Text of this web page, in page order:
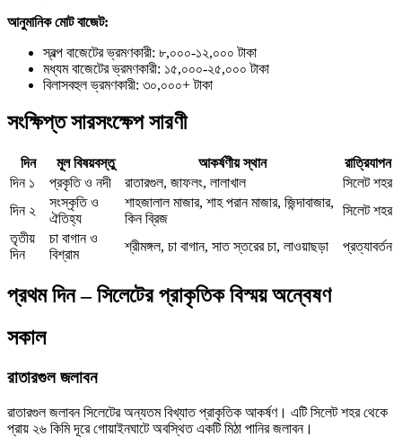
আনুমানিক মোট বাজেট:
স্বল্প বাজেটের ভ্রমণকারী: ৮,০০০-১২,০০০ টাকা
মধ্যম বাজেটের ভ্রমণকারী: ১৫,০০০-২৫,০০০ টাকা
বিলাসবহুল ভ্রমণকারী: ৩০,০০০+ টাকা
সংক্ষিপ্ত সারসংক্ষেপ সারণী
দিন মূল বিষয়বস্তু আকর্ষণীয় স্থান
রাত্রিযাপন
দিন ১
প্রকৃতি ও নদী রাতারগুল, জাফলং, লালাখাল
সিলেট শহর
দিন ২
সংস্কৃতি ও
ঐতিহ্য
শাহজালাল মাজার, শাহ পরান মাজার, জিন্দাবাজার,
কিন ব্রিজ
সিলেট শহর
তৃতীয়
দিন
চা বাগান ও
বিশ্রাম
শ্রীমঙ্গল, চা বাগান, সাত স্তরের চা, লাওয়াছড়া প্রত্যাবর্তন
প্রথম দিন – সিলেটের প্রাকৃতিক বিস্ময় অন্বেষণ
সকাল
রাতারগুল জলাবন
রাতারগুল জলাবন সিলেটের অন্যতম বিখ্যাত প্রাকৃতিক আকর্ষণ। এটি সিলেট শহর থেকে
প্রায় ২৬ কিমি দূরে গোয়াইনঘাটে অবস্থিত একটি মিঠা পানির জলাবন।